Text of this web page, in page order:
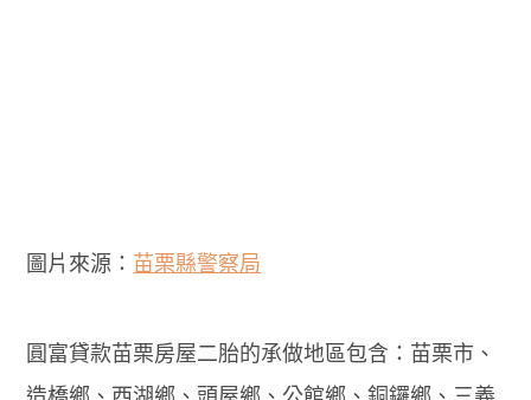
圖片來源： 苗栗縣警察局
圓富貸款苗栗房屋二胎的承做地區包含：苗栗市、